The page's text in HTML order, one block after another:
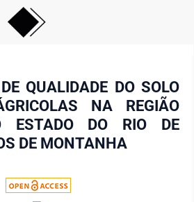
QUALIDADE DO SOLO
NA REGIÃO
ESTADO DO RIO DE
DE MONTANHA